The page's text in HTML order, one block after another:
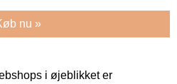
nu »
i øjeblikket er